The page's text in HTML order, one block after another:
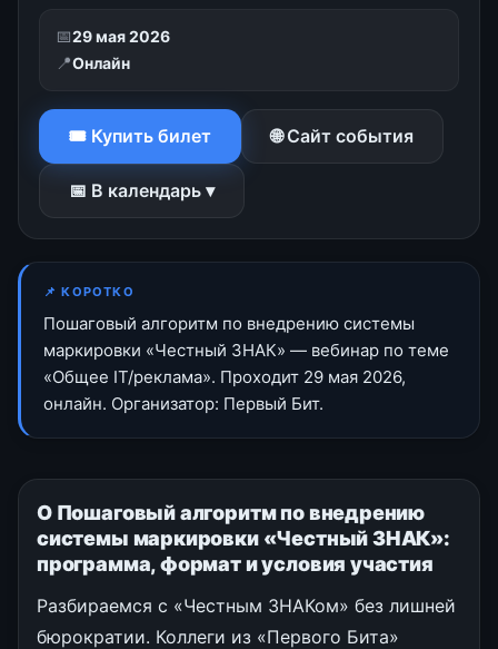
📅29 мая 2026
📍Онлайн
🎟 Купить билет 🌐 Сайт события
📅 В календарь ▾
📌 КОРОТКО
Пошаговый алгоритм по внедрению системы
маркировки «Честный ЗНАК» — вебинар по теме
«Общее IT/реклама». Проходит 29 мая 2026,
онлайн. Организатор: Первый Бит.
О Пошаговый алгоритм по внедрению
системы маркировки «Честный ЗНАК»:
программа, формат и условия участия
Разбираемся с «Честным ЗНАКом» без лишней
бюрократии. Коллеги из «Первого Бита»